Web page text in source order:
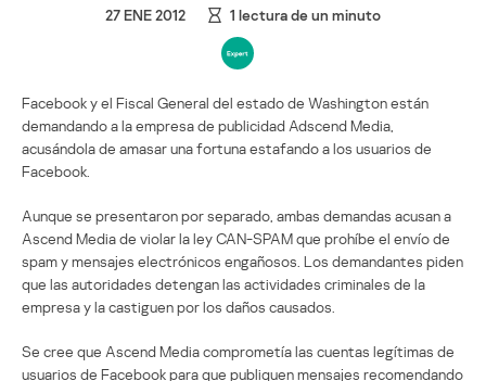
27 ENE 2012 1 lectura de un minuto
Facebook y el Fiscal General del estado de Washington están
demandando a la empresa de publicidad Adscend Media,
acusándola de amasar una fortuna estafando a los usuarios de
Facebook.
Aunque se presentaron por separado, ambas demandas acusan a
Ascend Media de violar la ley CAN-SPAM que prohíbe el envío de
spam y mensajes electrónicos engañosos. Los demandantes piden
que las autoridades detengan las actividades criminales de la
empresa y la castiguen por los daños causados.
Se cree que Ascend Media comprometía las cuentas legítimas de
usuarios de Facebook para que publiquen mensajes recomendando